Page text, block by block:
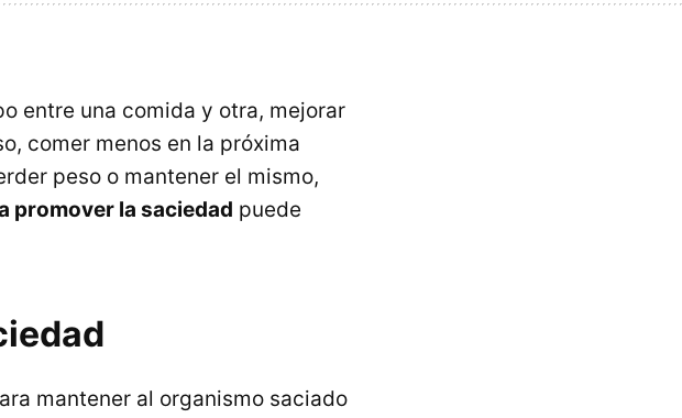
entre una comida y otra, mejorar
comer menos en la próxima
peso o mantener el mismo,
promover la saciedad puede
mantener al organismo saciado